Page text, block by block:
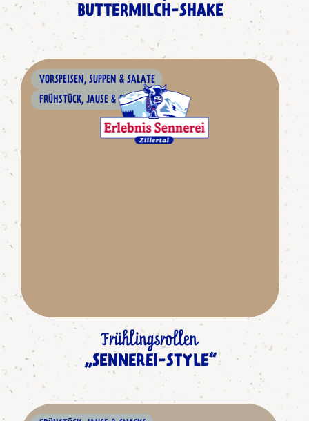
BUTTERMILCH-SHAKE
VORSPEISEN, SUPPEN & SALATE
FRÜHSTÜCK, JAUSE & SNACKS
Frühlingsrollen
„SENNEREI-STYLE“